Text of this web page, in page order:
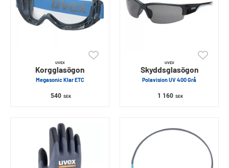
UVEX
Korgglasögon
Megasonic Klar ETC
540 SEK
UVEX
Skyddsglasögon
Polavision UV 400 Grå
1 160 SEK